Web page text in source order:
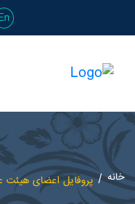
خانه پروفایل اعضای هیئت